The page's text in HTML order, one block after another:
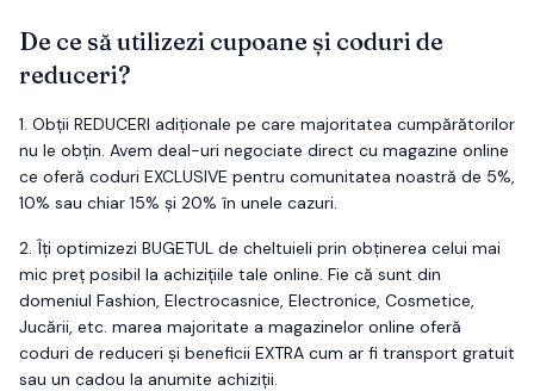
De ce să utilizezi cupoane și coduri de
reduceri?
1. Obții REDUCERI adiționale pe care majoritatea cumpărătorilor
nu le obțin. Avem deal-uri negociate direct cu magazine online
ce oferă coduri EXCLUSIVE pentru comunitatea noastră de 5%,
10% sau chiar 15% și 20% în unele cazuri.
2. Îți optimizezi BUGETUL de cheltuieli prin obținerea celui mai
mic preț posibil la achizițiile tale online. Fie că sunt din
domeniul Fashion, Electrocasnice, Electronice, Cosmetice,
Jucării, etc. marea majoritate a magazinelor online oferă
coduri de reduceri și beneficii EXTRA cum ar fi transport gratuit
sau un cadou la anumite achiziții.